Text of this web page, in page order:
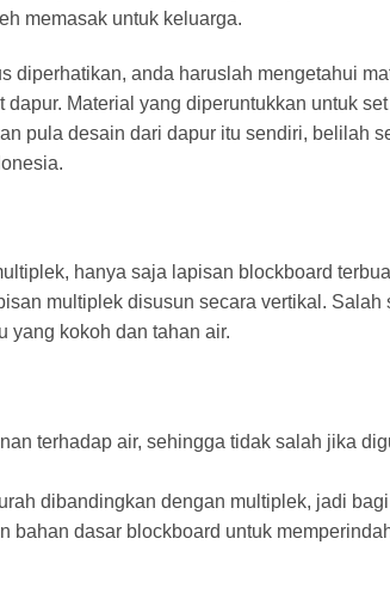
memasak untuk keluarga.
diperhatikan, anda haruslah mengetahui
Material yang diperuntukkan untuk
pula desain dari dapur itu sendiri, belilah
hanya saja lapisan blockboard
multiplek disusun secara vertikal.
yang kokoh dan tahan air.
terhadap air, sehingga tidak salah jika
dibandingkan dengan multiplek, jadi
bahan dasar blockboard untuk